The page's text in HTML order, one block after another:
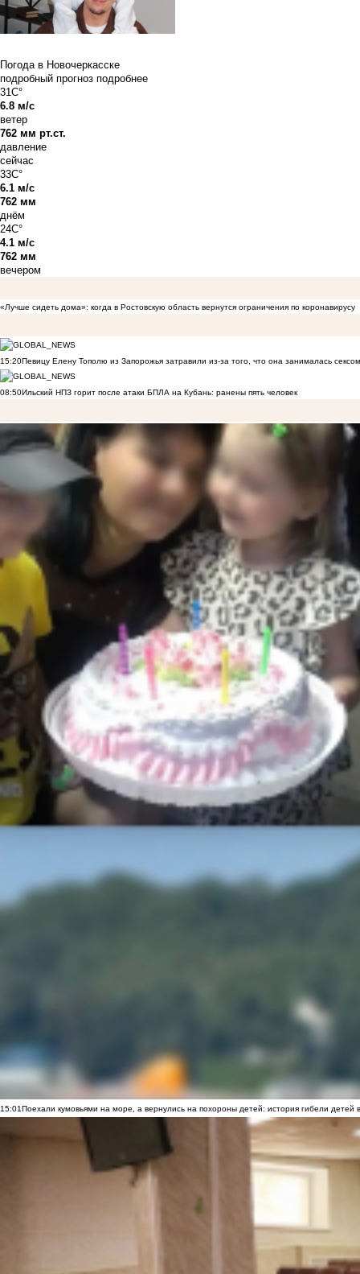
Погода в Новочеркасске
подробный прогноз подробнее
31C°
6.8 м/с
ветер
762 мм рт.ст.
давление
сейчас
33C°
6.1 м/с
762 мм
днём
24C°
4.1 м/с
762 мм
вечером
«Лучше сидеть дома»: когда в Ростовскую область вернутся ограничения по коронавирусу
15:20Певицу Елену Тополю из Запорожья затравили из-за того, что она занималась
08:50Ильский НПЗ горит после атаки БПЛА на Кубань: ранены пять человек
15:01Поехали кумовьями на море, а вернулись на похороны детей: история гибели детей